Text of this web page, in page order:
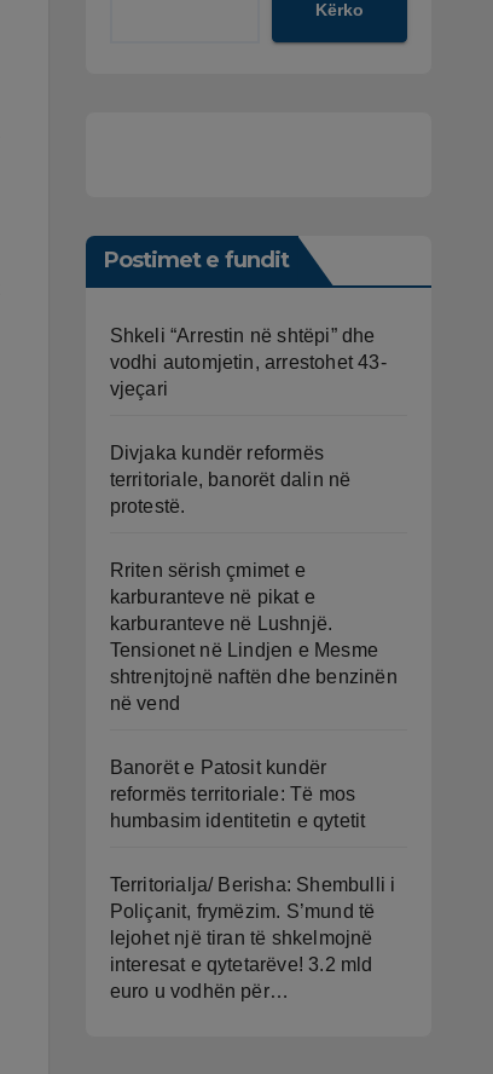
Kërko
Postimet e fundit
Shkeli “Arrestin në shtëpi” dhe
vodhi automjetin, arrestohet 43-
vjeçari
Divjaka kundër reformës
territoriale, banorët dalin në
protestë.
Rriten sërish çmimet e
karburanteve në pikat e
karburanteve në Lushnjë.
Tensionet në Lindjen e Mesme
shtrenjtojnë naftën dhe benzinën
në vend
Banorët e Patosit kundër
reformës territoriale: Të mos
humbasim identitetin e qytetit
Territorialja/ Berisha: Shembulli i
Poliçanit, frymëzim. S’mund të
lejohet një tiran të shkelmojnë
interesat e qytetarëve! 3.2 mld
euro u vodhën për…